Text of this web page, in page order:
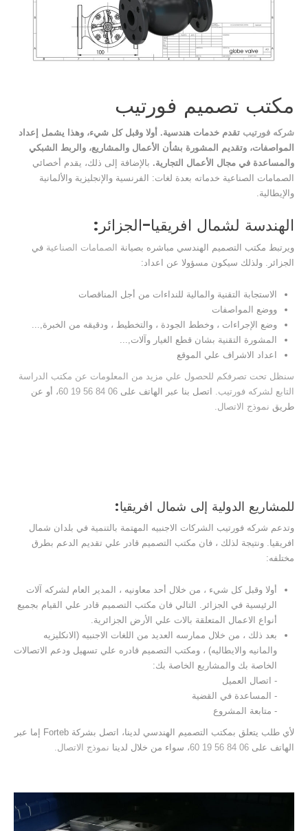
مكتب تصميم فورتيب
شركه فورتيب تقدم خدمات هندسية. أولا وقبل كل شيء، وهذا يشمل إعداد
المواصفات، وتقديم المشورة بشأن الأعمال والمشاريع، والربط الشبكي
والمساعدة في مجال الأعمال التجارية. بالإضافة إلى ذلك، يقدم أخصائي
الصمامات الصناعية خدماته بعدة لغات: الفرنسية والإنجليزية والألمانية
والإيطالية.
الهندسة لشمال افريقيا-الجزائر:
ويرتبط مكتب التصميم الهندسي مباشره بصيانة الصمامات الصناعية في
الجزائر. ولذلك سيكون مسؤولا عن اعداد:
الاستجابة التقنية والمالية للنداءات من أجل المناقصات
ووضع المواصفات
وضع الإجراءات ، وخطط الجودة ، والتخطيط ، ودقيقه من الخبرة,...
المشورة التقنية بشان قطع الغيار وآلات,...
اعداد الاشراف علي الموقع
سنظل تحت تصرفكم للحصول علي مزيد من المعلومات عن مكتب الدراسة
التابع لشركه فورتيب.
اتصل بنا عبر الهاتف على 06 84 56 19 60
، أو عن
طريق نموذج الاتصال.
للمشاريع الدولية إلى شمال افريقيا:
وتدعم شركه فورتيب الشركات الاجنبيه المهتمة بالتنمية في بلدان شمال
افريقيا. ونتيجة لذلك ، فان مكتب التصميم قادر علي تقديم الدعم بطرق
مختلفه:
أولا وقبل كل شيء ، من خلال أحد معاونيه ، المدير العام لشركه آلات
الرئيسية في الجزائر. التالي فان مكتب التصميم قادر علي القيام بجميع
أنواع الاعمال المتعلقة بالات علي الأرض الجزائرية.
بعد ذلك ، من خلال ممارسه العديد من اللغات الاجنبيه (الانكليزيه
والمانيه والايطاليه) ، ومكتب التصميم قادره علي تسهيل ودعم الاتصالات
الخاصة بك والمشاريع الخاصة بك:
- اتصال العميل
- المساعدة في القضية
- متابعة المشروع
لأي طلب يتعلق بمكتب التصميم الهندسي لدينا، اتصل بشركة Forteb إما عبر
الهاتف على 06 84 56 19 60 ، سواء من خلال لدينا نموذج الاتصال.